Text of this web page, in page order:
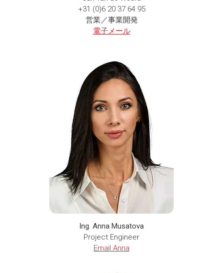
+31 (0)6 20 37 64 95
営業／事業開発
電子メール
Ing. Anna Musatova
Project Engineer
Email Anna